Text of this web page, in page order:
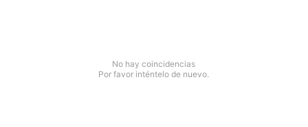
No hay coincidencias
Por favor inténtelo de nuevo.